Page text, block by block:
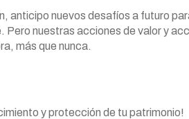
anticipo nuevos desafíos a futuro
Pero nuestras acciones de valor y
más que nunca.
y protección de tu patrimonio!